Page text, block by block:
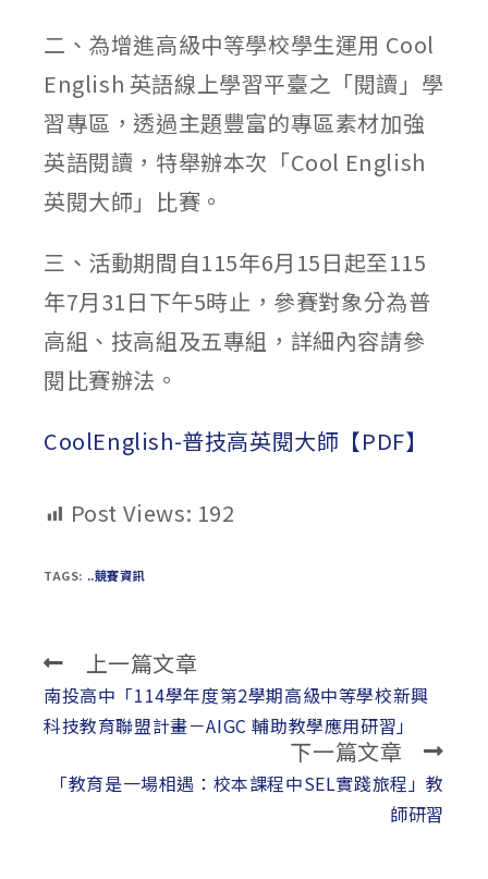
二、為增進高級中等學校學生運用 Cool
English 英語線上學習平臺之「閱讀」學
習專區，透過主題豐富的專區素材加強
英語閱讀，特舉辦本次「Cool English
英閱大師」比賽。
三、活動期間自115年6月15日起至115
年7月31日下午5時止，參賽對象分為普
高組、技高組及五專組，詳細內容請參
閱比賽辦法。
CoolEnglish-普技高英閱大師【PDF】
Post Views: 192
TAGS: ..競賽資訊
Read
more
articles
上一篇文章
南投高中「114學年度第2學期高級中等學校新興
科技教育聯盟計畫－AIGC 輔助教學應用研習」
下一篇文章
「教育是一場相遇：校本課程中SEL實踐旅程」教
師研習